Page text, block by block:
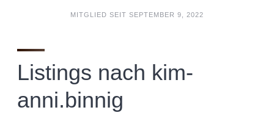
MITGLIED SEIT SEPTEMBER 9, 2022
Listings nach kim-
anni.binnig